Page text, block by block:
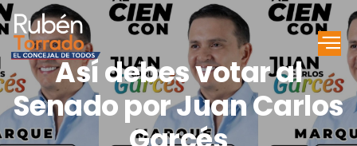
Así debes votar al
Senado por Juan Carlos